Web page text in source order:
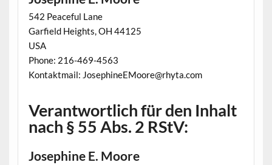
542 Peaceful Lane
Garfield Heights, OH 44125
USA
Phone: 216-469-4563
Kontaktmail: JosephineEMoore@rhyta.com
Verantwortlich für den Inhalt
nach § 55 Abs. 2 RStV:
Josephine E. Moore